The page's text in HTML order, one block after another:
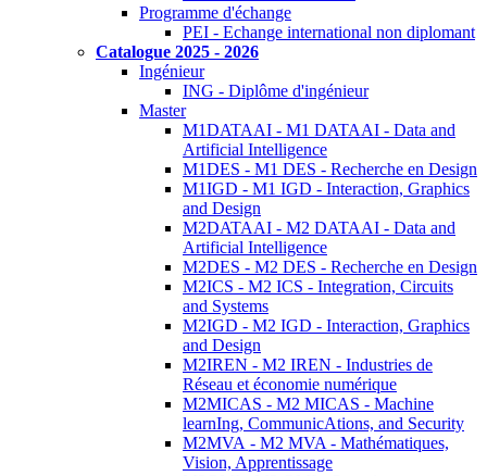
Programme d'échange
PEI - Echange international non diplomant
Catalogue 2025 - 2026
Ingénieur
ING - Diplôme d'ingénieur
Master
M1DATAAI - M1 DATAAI - Data and
Artificial Intelligence
M1DES - M1 DES - Recherche en Design
M1IGD - M1 IGD - Interaction, Graphics
and Design
M2DATAAI - M2 DATAAI - Data and
Artificial Intelligence
M2DES - M2 DES - Recherche en Design
M2ICS - M2 ICS - Integration, Circuits
and Systems
M2IGD - M2 IGD - Interaction, Graphics
and Design
M2IREN - M2 IREN - Industries de
Réseau et économie numérique
M2MICAS - M2 MICAS - Machine
learnIng, CommunicAtions, and Security
M2MVA - M2 MVA - Mathématiques,
Vision, Apprentissage